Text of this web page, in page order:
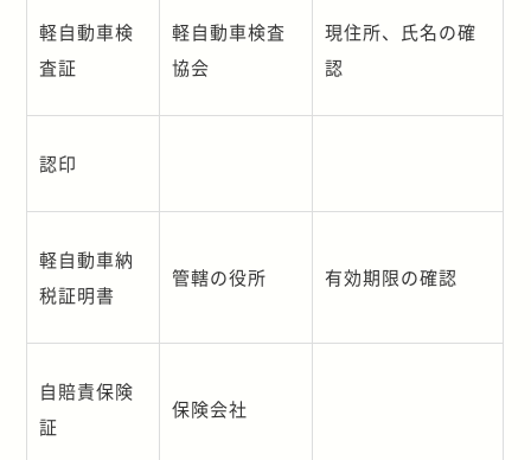
軽自動車検
査証
軽自動車検査
協会
現住所、氏名の確
認
認印
軽自動車納
税証明書
管轄の役所 有効期限の確認
自賠責保険
証
保険会社